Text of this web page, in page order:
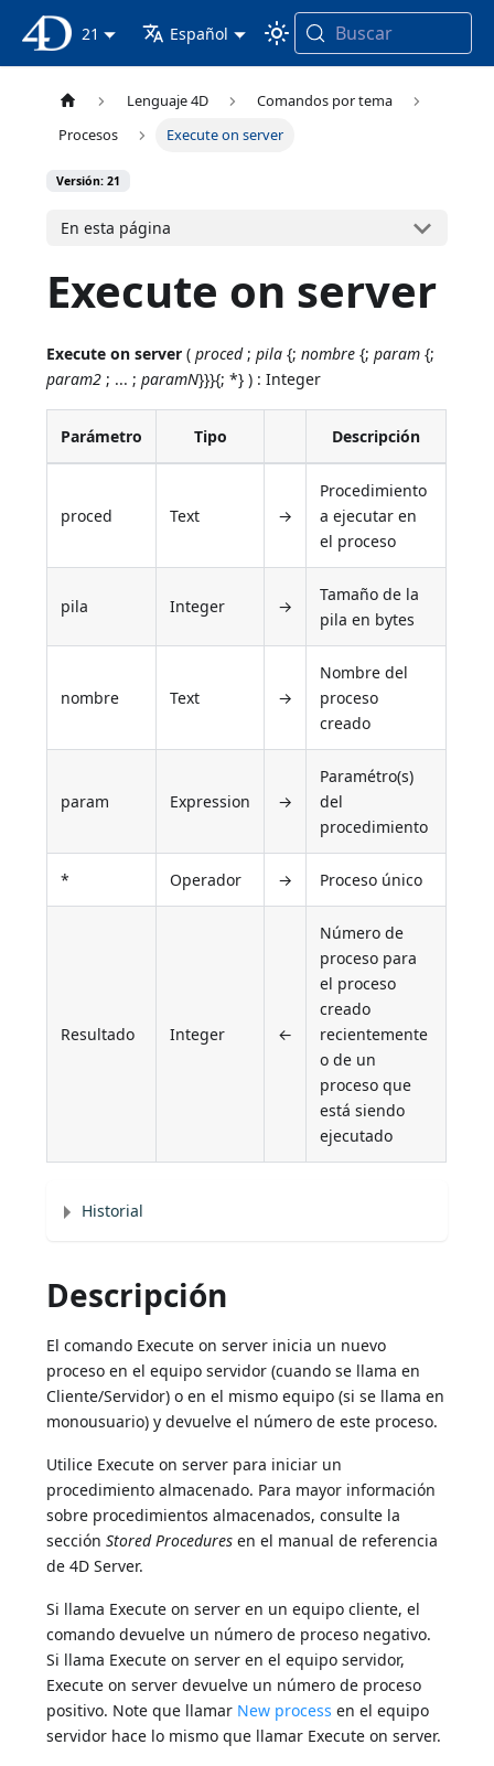
Documentación 4D
21 Español Buscar
Lenguaje 4D
Comandos por tema
Procesos
Execute on server
Versión: 21
En esta página
Execute on server
Execute on server (proced;pila {;nombre {;param {;
param2 ; ... ;paramN}}}{; *} ) : Integer
Parámetro Tipo Descripción
proced Text →
Procedimiento
a ejecutar en
el proceso
pila Integer →
Tamaño de la
pila en bytes
nombre Text →
Nombre del
proceso
creado
param Expression →
Paramétro(s)
del
procedimiento
* Operador → Proceso único
Resultado Integer ←
Número de
proceso para
el proceso
creado
recientemente
o de un
proceso que
está siendo
ejecutado
Historial
Descripción
El comando Execute on server inicia un nuevo
proceso en el equipo servidor (cuando se llama en
Cliente/Servidor) o en el mismo equipo (si se llama en
monousuario) y devuelve el número de este proceso.
Utilice Execute on server para iniciar un
procedimiento almacenado. Para mayor información
sobre procedimientos almacenados, consulte la
secciónStored Procedures en el manual de referencia
de 4D Server.
Si llama Execute on server en un equipo cliente, el
comando devuelve un número de proceso negativo.
Si llama Execute on server en el equipo servidor,
Execute on server devuelve un número de proceso
positivo. Note que llamar New process en el equipo
servidor hace lo mismo que llamar Execute on server.